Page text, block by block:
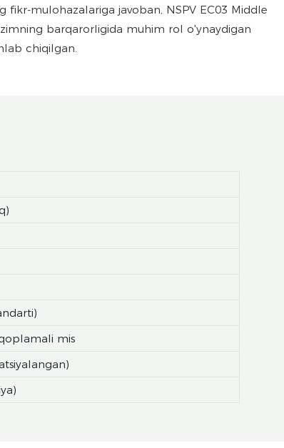
mulohazalariga javoban, NSPV EC03 Middle
barqarorligida muhim rol o'ynaydigan
chiqilgan.
mis